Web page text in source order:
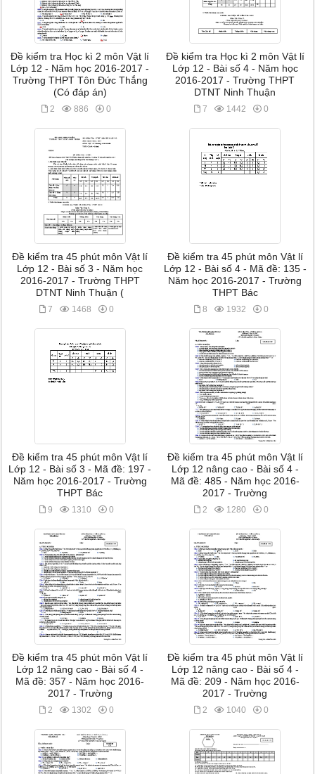
Đề kiểm tra Học kì 2 môn Vật lí
Lớp 12 - Năm học 2016-2017 -
Trường THPT Tôn Đức Thắng
(Có đáp án)
2 886 0
Đề kiểm tra Học kì 2 môn Vật lí
Lớp 12 - Bài số 4 - Năm học
2016-2017 - Trường THPT
DTNT Ninh Thuận
7 1442 0
Đề kiểm tra 45 phút môn Vật lí
Lớp 12 - Bài số 3 - Năm học
2016-2017 - Trường THPT
DTNT Ninh Thuận (
7 1468 0
Đề kiểm tra 45 phút môn Vật lí
Lớp 12 - Bài số 4 - Mã đề: 135 -
Năm học 2016-2017 - Trường
THPT Bác
8 1932 0
Đề kiểm tra 45 phút môn Vật lí
Lớp 12 - Bài số 3 - Mã đề: 197 -
Năm học 2016-2017 - Trường
THPT Bác
9 1310 0
Đề kiểm tra 45 phút môn Vật lí
Lớp 12 nâng cao - Bài số 4 -
Mã đề: 485 - Năm học 2016-
2017 - Trường
2 1280 0
Đề kiểm tra 45 phút môn Vật lí
Lớp 12 nâng cao - Bài số 4 -
Mã đề: 357 - Năm học 2016-
2017 - Trường
2 1302 0
Đề kiểm tra 45 phút môn Vật lí
Lớp 12 nâng cao - Bài số 4 -
Mã đề: 209 - Năm học 2016-
2017 - Trường
2 1040 0